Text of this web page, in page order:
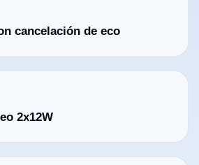
cancelación de eco
2x12W